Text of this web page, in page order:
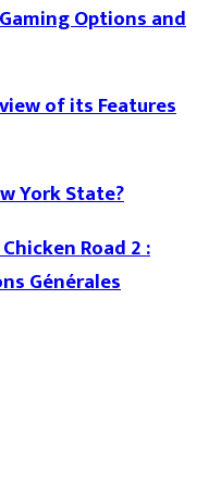
Options and
of its Features
York State?
Road 2 :
Générales